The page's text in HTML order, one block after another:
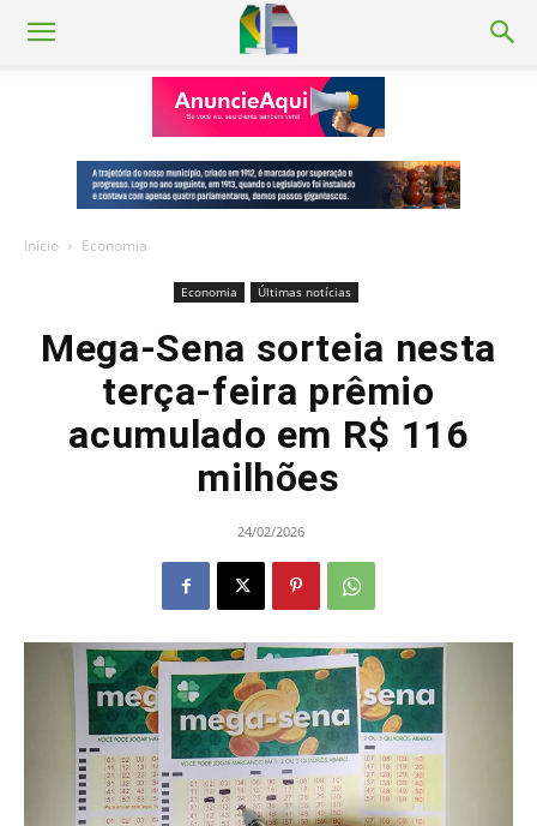
Início Economia
Economia Últimas notícias
Mega-Sena sorteia nesta
terça-feira prêmio
acumulado em R$ 116
milhões
24/02/2026